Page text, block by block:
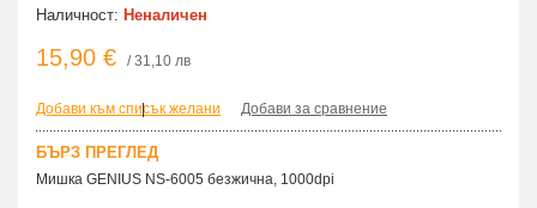
Наличност: Неналичен
15,90 € / 31,10 лв
Добави към списък желани
| Добави за сравнение
БЪРЗ ПРЕГЛЕД
Мишка GENIUS NS-6005 безжична, 1000dpi